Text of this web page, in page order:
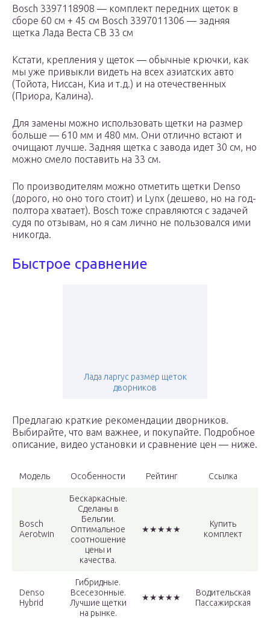
Bosch 3397118908 — комплект передних щеток в
сборе 60 см + 45 см Bosch 3397011306 — задняя
щетка Лада Веста СВ 33 см
Кстати, крепления у щеток — обычные крючки, как
мы уже привыкли видеть на всех азиатских авто
(Тойота, Ниссан, Киа и т.д.) и на отечественных
(Приора, Калина).
Для замены можно использовать щетки на размер
больше — 610 мм и 480 мм. Они отлично встают и
очищают лучше. Задняя щетка с завода идет 30 см, но
можно смело поставить на 33 см.
По производителям можно отметить щетки Denso
(дорого, но оно того стоит) и Lynx (дешево, но на год-
полтора хватает). Bosch тоже справляются с задачей
судя по отзывам, но я сам лично не пользовался ими
никогда.
Быстрое сравнение
Лада ларгус размер щеток
дворников
Предлагаю краткие рекомендации дворников.
Выбирайте, что вам важнее, и покупайте. Подробное
описание, видео установки и сравнение цен — ниже.
Модель Особенности Рейтинг Ссылка
Bosch
Aerotwin
Бескаркасные.
Сделаны в
Бельгии.
Оптимальное
соотношение
цены и
качества.
★★★★★
Купить
комплект
Denso
Hybrid
Гибридные.
Всесезонные.
Лучшие щетки
на рынке.
★★★★★
Водительская
Пассажирская